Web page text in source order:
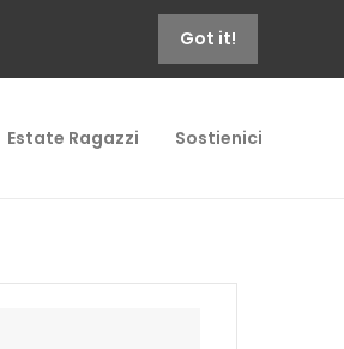
Got it!
Estate Ragazzi Sostienici